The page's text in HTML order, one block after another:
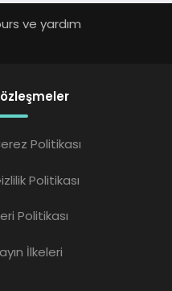
ve yardım
Politikası
Politikası
Politikası
İlkeleri